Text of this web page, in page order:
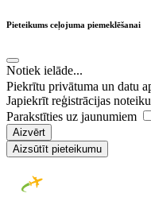
Pieteikums ceļojuma piemeklēšanai
Notiek ielāde...
Piekrītu privātuma un datu
Japiekrīt reģistrācijas
Parakstīties uz jaunumiem
Aizvērt
Aizsūtīt pieteikumu